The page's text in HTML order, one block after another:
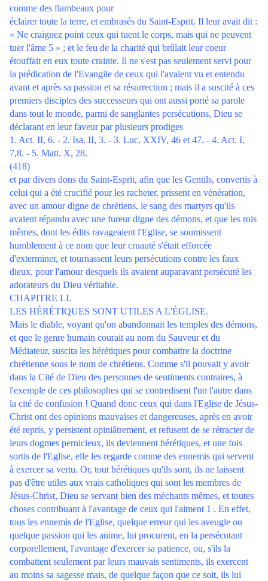
comme des flambeaux pour
éclairer toute la terre, et embrasés du Saint-Esprit. Il leur avait dit :
« Ne craignez point ceux qui tuent le corps, mais qui ne peuvent
tuer l'âme 5 » ; et le feu de la charité qui brûlait leur coeur
étouffait en eux toute crainte. Il ne s'est pas seulement servi pour
la prédication de l'Evangile de ceux qui l'avaient vu et entendu
avant et après sa passion et sa résurrection ; mais il a suscité à ces
premiers disciples des successeurs qui ont aussi porté sa parole
dans tout le monde, parmi de sanglantes persécutions, Dieu se
déclarant en leur faveur par plusieurs prodiges
1. Act. II, 6. - 2. Isa. II, 3. - 3. Luc, XXIV, 46 et 47. - 4. Act. I,
7,8. - 5. Matt. X, 28.
(418)
et par divers dons du Saint-Esprit, afin que les Gentils, convertis à
celui qui a été crucifié pour les racheter, prissent en vénération,
avec un amour digne de chrétiens, le sang des martyrs qu'ils
avaient répandu avec une fureur digne des démons, et que les rois
mêmes, dont les édits ravageaient l'Eglise, se soumissent
humblement à ce nom que leur cruauté s'était efforcée
d'exterminer, et tournassent leurs persécutions contre les faux
dieux, pour l'amour desquels ils avaient auparavant persécuté les
adorateurs du Dieu véritable.
CHAPITRE LI.
LES HÉRÉTIQUES SONT UTILES A L'ÉGLISE.
Mais le diable, voyant qu'on abandonnait les temples des démons,
et que le genre humain courait au nom du Sauveur et du
Médiateur, suscita les hérétiques pour combattre la doctrine
chrétienne sous le nom de chrétiens. Comme s'il pouvait y avoir
dans la Cité de Dieu des personnes de sentiments contraires, à
l'exemple de ces philosophes qui se contredisent l'un l'autre dans
la cité de confusion ! Quand donc ceux qui dans l'Eglise de Jésus-
Christ ont des opinions mauvaises et dangereuses, après en avoir
été repris, y persistent opiniâtrement, et refusent de se rétracter de
leurs dogmes pernicieux, ils deviennent hérétiques, et une fois
sortis de l'Eglise, elle les regarde comme des ennemis qui servent
à exercer sa vertu. Or, tout hérétiques qu'ils sont, ils ne laissent
pas d'être utiles aux vrais catholiques qui sont les membres de
Jésus-Christ, Dieu se servant bien des méchants mêmes, et toutes
choses contribuant à l'avantage de ceux qui l'aiment 1 . En effet,
tous les ennemis de l'Eglise, quelque erreur qui les aveugle ou
quelque passion qui les anime, lui procurent, en la persécutant
corporellement, l'avantage d'exercer sa patience, ou, s'ils la
combattent seulement par leurs mauvais sentiments, ils exercent
au moins sa sagesse mais, de quelque façon que ce soit, ils lui